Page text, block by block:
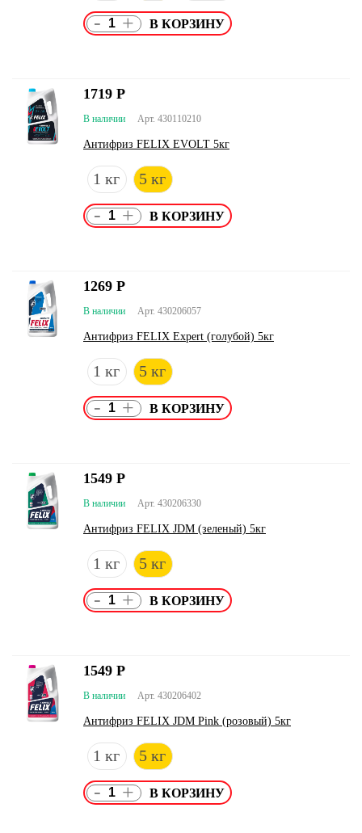
- +
Арт. 430110210
В наличии
Антифриз FELIX EVOLT 5кг
1 кг 5 кг
1719 Р
- +
Арт. 430206057
В наличии
Антифриз FELIX Expert (голубой) 5кг
1 кг 5 кг
1269 Р
- +
Арт. 430206330
В наличии
Антифриз FELIX JDM (зеленый) 5кг
1 кг 5 кг
1549 Р
- +
Арт. 430206402
В наличии
Антифриз FELIX JDM Pink (розовый) 5кг
1 кг 5 кг
1549 Р
- +